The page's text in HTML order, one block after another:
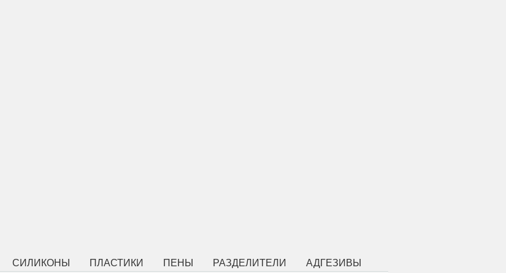
СИЛИКОНЫ ПЛАСТИКИ ПЕНЫ РАЗДЕЛИТЕЛИ АДГЕЗИВЫ